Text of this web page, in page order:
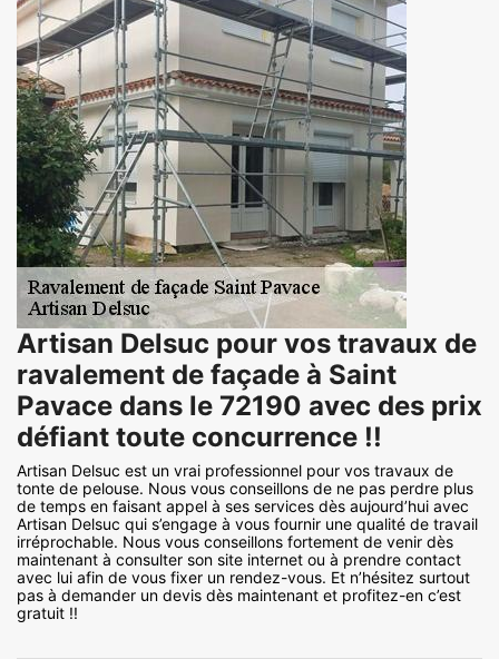
Artisan Delsuc pour vos travaux de
ravalement de façade à Saint
Pavace dans le 72190 avec des prix
défiant toute concurrence !!
Artisan Delsuc est un vrai professionnel pour vos travaux de
tonte de pelouse. Nous vous conseillons de ne pas perdre plus
de temps en faisant appel à ses services dès aujourd’hui avec
Artisan Delsuc qui s’engage à vous fournir une qualité de travail
irréprochable. Nous vous conseillons fortement de venir dès
maintenant à consulter son site internet ou à prendre contact
avec lui afin de vous fixer un rendez-vous. Et n’hésitez surtout
pas à demander un devis dès maintenant et profitez-en c’est
gratuit !!